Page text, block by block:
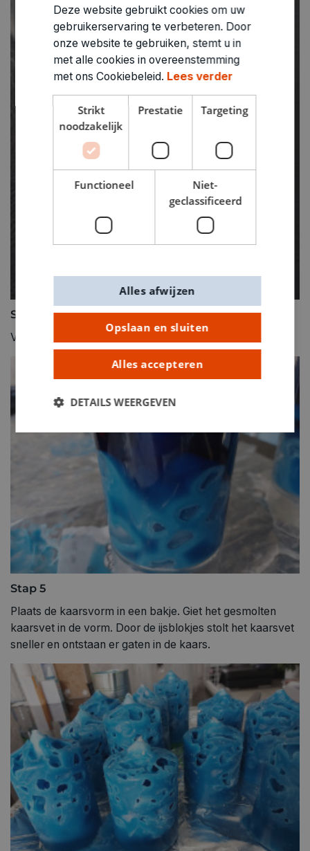
Stap 4
Verdeel ijsblokjes rondom de kaars in de kaarsvorm.
Stap 5
Plaats de kaarsvorm in een bakje. Giet het gesmolten
kaarsvet in de vorm. Door de ijsblokjes stolt het kaarsvet
sneller en ontstaan er gaten in de kaars.
Deze website gebruikt cookies om uw
gebruikerservaring te verbeteren. Door
onze website te gebruiken, stemt u in
met alle cookies in overeenstemming
met ons Cookiebeleid. Lees verder
Strikt
noodzakelijk
Prestatie Targeting
Functioneel
Niet-
geclassificeerd
Opslaan en sluiten
Alles accepteren
Alles afwijzen
DETAILS WEERGEVEN